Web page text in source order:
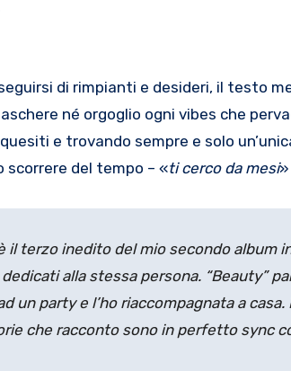
di rimpianti e desideri, il testo
né orgoglio ogni vibes che
e trovando sempre e solo
scorrere del tempo – «ti cerco da mesi
il terzo inedito del mio secondo album
alla stessa persona. “Beauty”
un party e l’ho riaccompagnata a
che racconto sono in perfetto sync